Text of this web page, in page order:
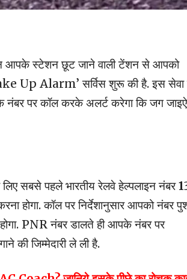
आपके स्टेशन छूट जाने वाली टेंशन से आपको
Up Alarm’ सर्विस शुरू की है. इस
पर कॉल करके अलर्ट करेगा कि जग
पहले भारतीय रेलवे हेल्पलाइन नंबर
होगा. कॉल पर निर्देशानुसार आपको नंबर
PNR नंबर डालते ही आपके नंबर पर
की जिम्मेदारी ले ली है.